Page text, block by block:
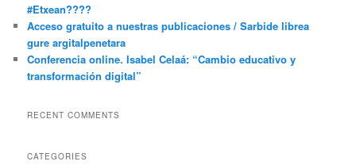
#Etxean????
Acceso gratuito a nuestras publicaciones / Sarbide librea
gure argitalpenetara
Conferencia online. Isabel Celaá: “Cambio educativo y
transformación digital”
RECENT COMMENTS
CATEGORIES